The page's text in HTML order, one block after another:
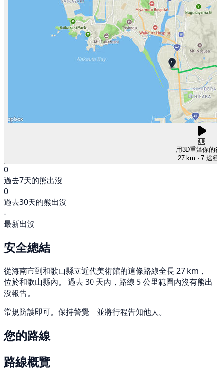
3D
用3D重溫你的
27 km · 7 途
0
過去7天的熊出沒
0
過去30天的熊出沒
-
最新出沒
安全總結
從海南市到和歌山縣立近代美術館的這條路線全長 27 km，
位於和歌山縣內。 過去 30 天內，路線 5 公里範圍內沒有熊出
沒報告。
常規防護即可。保持警覺，並將行程告知他人。
您的路線
路線概覽